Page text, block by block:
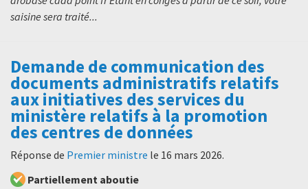
saisine sera traité...
Demande de communication des
documents administratifs relatifs
aux initiatives des services du
ministère relatifs à la promotion
des centres de données
Réponse de Premier ministre le 16 mars 2026.
Partiellement aboutie